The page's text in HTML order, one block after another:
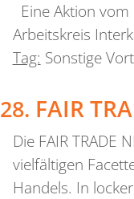
Eine Aktion vom
Arbeitskreis
Tag: Sonstige
FAIR
Die FAIR TRADE
vielfältigen
Handels. In